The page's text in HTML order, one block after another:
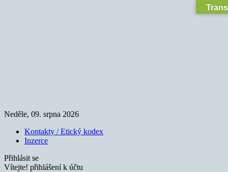
Neděle, 09. srpna 2026
Kontakty / Etický kodex
Inzerce
Přihlásit se
Vítejte! přihlášení k účtu